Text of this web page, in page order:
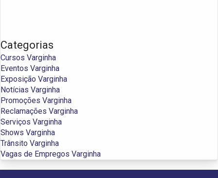
Categorias
Cursos Varginha
Eventos Varginha
Exposição Varginha
Notícias Varginha
Promoções Varginha
Reclamações Varginha
Serviços Varginha
Shows Varginha
Trânsito Varginha
Vagas de Empregos Varginha